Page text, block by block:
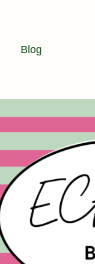
Blog